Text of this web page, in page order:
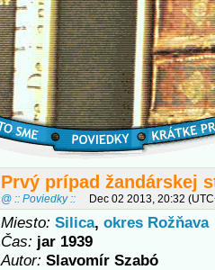
Prvý prípad žandárskej
@ :: Poviedky :: Dec 02 2013, 20:32
Miesto: Silica, okres Rožňava
Čas: jar 1939
Autor: Slavomír Szabó